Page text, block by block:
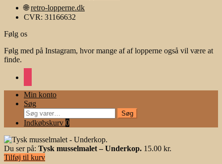
🌐retro-lopperne.dk
CVR: 31166632
Følg os
Følg med på Instagram, hvor mange af af lopperne også vil være at
finde.
Min konto
Søg
Søg
efter:
Søg
Indkøbskurv 0
Du ser på: Tysk musselmalet – Underkop. 15.00 kr.
Tilføj til kurv